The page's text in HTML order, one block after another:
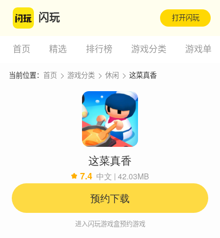
闪玩 打开闪玩
首页 精选 排行榜 游戏分类 游戏单
当前位置： 首页 游戏分类 休闲 这菜真香
这菜真香
7.4 中文 | 42.03MB
预约下载
进入闪玩游戏盒预约游戏